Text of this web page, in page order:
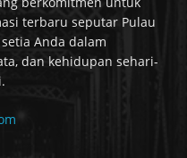
terbaru seputar Pulau
Anda dalam
dan kehidupan sehari-